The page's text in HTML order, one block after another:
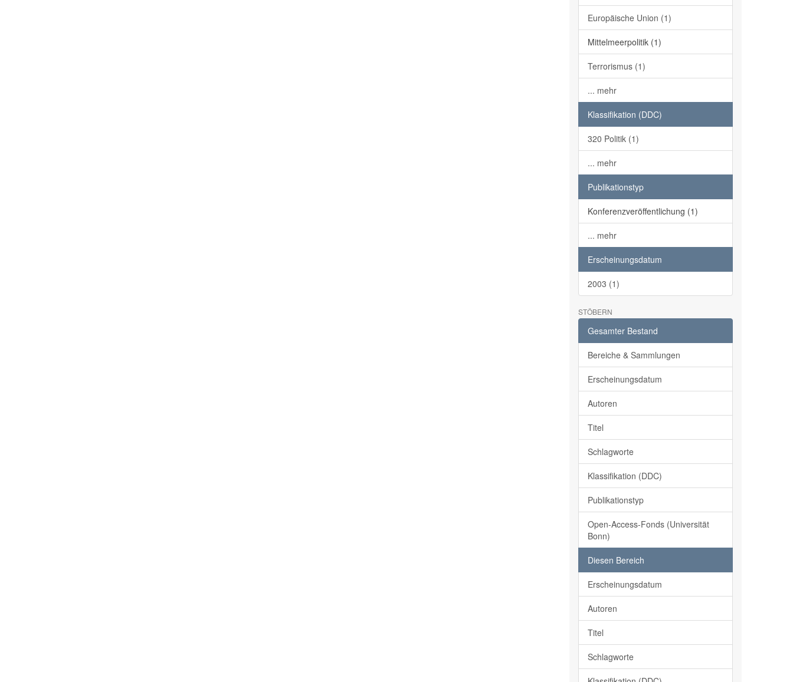
Europäische Union (1)
Mittelmeerpolitik (1)
Terrorismus (1)
... mehr
Klassifikation (DDC)
320 Politik (1)
... mehr
Publikationstyp
Konferenzveröffentlichung (1)
... mehr
Erscheinungsdatum
2003 (1)
STÖBERN
Gesamter Bestand
Bereiche & Sammlungen
Erscheinungsdatum
Autoren
Titel
Schlagworte
Klassifikation (DDC)
Publikationstyp
Open-Access-Fonds (Universität
Bonn)
Diesen Bereich
Erscheinungsdatum
Autoren
Titel
Schlagworte